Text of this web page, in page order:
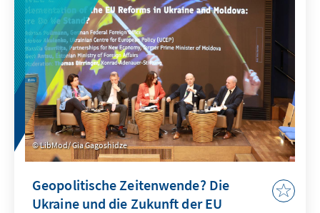
LibMod/ Gia Gagoshidze
Geopolitische Zeitenwende? Die
Ukraine und die Zukunft der EU